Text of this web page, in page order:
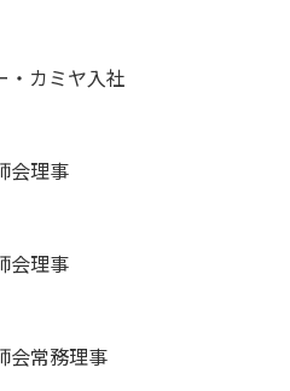
・カミヤ入社
会理事
会理事
会常務理事